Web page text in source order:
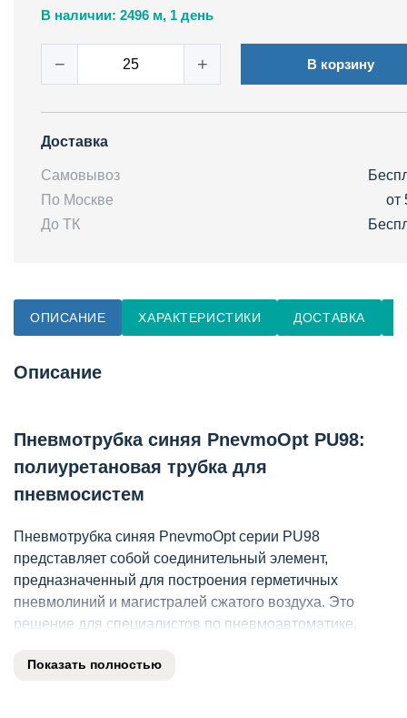
В наличии: 2496 м, 1 день
− + В корзину
Доставка
Самовывоз
По Москве
от
До ТК
ОПИСАНИЕ ХАРАКТЕРИСТИКИ ДОСТАВКА
Описание
Пневмотрубка синяя PnevmoOpt PU98:
полиуретановая трубка для
пневмосистем
Пневмотрубка синяя PnevmoOpt серии PU98
представляет собой соединительный элемент,
предназначенный для построения герметичных
пневмолиний и магистралей сжатого воздуха. Это
решение для специалистов по пневмоавтоматике,
надежный трубопровод для промышленного
Показать полностью